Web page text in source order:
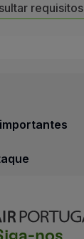
requisitos
Engineering